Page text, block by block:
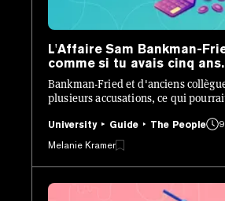
L'Affaire Sam Bankman-
comme si tu avais cinq ans.
Bankman-Fried et d'anciens
plusieurs accusations, ce qui
31 ans.
University Guide The People
Melanie Kramer